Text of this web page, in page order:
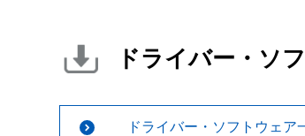
ドライバー・ソ
ドライバー・ソフトウェア